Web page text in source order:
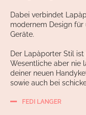
Dabei verbindet
modernem Design
Geräte.
Der Lapàporter Stil
Wesentliche aber nie
deiner neuen
sowie auch bei
FEDI LANGER